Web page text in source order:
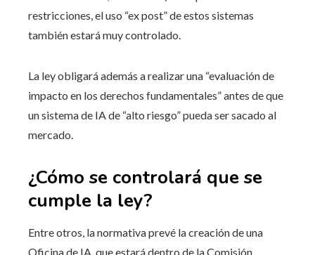
restricciones, el uso “ex post” de estos sistemas
también estará muy controlado.
La ley obligará además a realizar una “evaluación de
impacto en los derechos fundamentales” antes de que
un sistema de IA de “alto riesgo” pueda ser sacado al
mercado.
¿Cómo se controlará que se
cumple la ley?
Entre otros, la normativa prevé la creación de una
Oficina de IA, que estará dentro de la Comisión